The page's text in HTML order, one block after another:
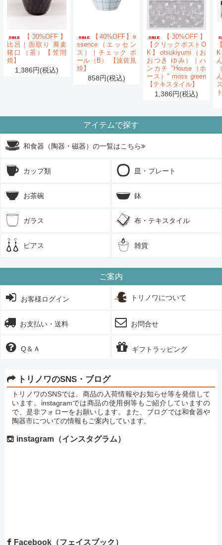
【30%OFF】
比呂｜面取り 蕎麦
猪口（茶）【笠間
焼】
1,386円(税込)
【40%OFF】e
ssence（エッセン
ス）｜チェック ボ
ール（B） 【波佐見
焼】
858円(税込)
【30%OFF】
【クリックポストO
K】otsukiyumi（お
おつき ゆみ）｜ハ
ンカチ "House（ホ
ース）" moss green
【テキスタイル】
1,386円(税込)
アイテムで探す
和食器（陶器・磁器）の一覧はこちら
カップ類 皿・プレート
お茶碗 鉢
ガラス 布・テキスタイル
ピアス 雑貨
ご案内
お客様ログイン トリノワについて
お支払い・送料 お問合せ
Q＆Ａ ギフトラッピング
トリノワのSNS・ブログ
トリノワのSNSでは、商品の入荷情報やお知らせ等を発信して
います。instagramでは商品の使用例等もご紹介していますの
で、是非フォローをお願いします。また、ブログでは和食器や
陶器市についての情報もご案内しています。
instagram（インスタグラム）
Facebook（フェイスブック）